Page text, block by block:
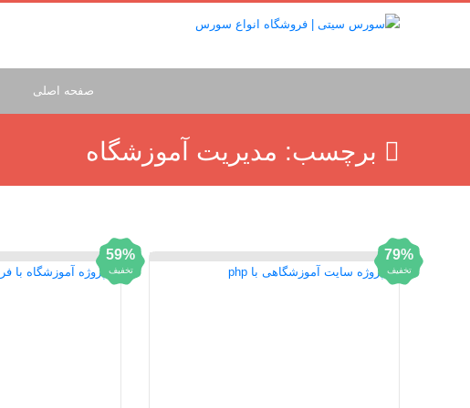
صفحه اصلی
برچسب: مدیریت آموزشگاه
79%
تخفیف
59%
تخفیف